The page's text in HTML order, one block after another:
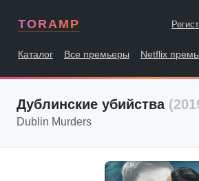
TORAMP
Каталог Все премьеры Netflix
Дублинские убийства
Dublin Murders